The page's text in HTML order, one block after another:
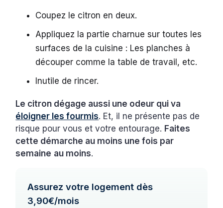
Coupez le citron en deux.
Appliquez la partie charnue sur toutes les
surfaces de la cuisine : Les planches à
découper comme la table de travail, etc.
Inutile de rincer.
Le citron dégage aussi une odeur qui va
éloigner les fourmis. Et, il ne présente pas de
risque pour vous et votre entourage. Faites
cette démarche au moins une fois par
semaine au moins.
Assurez votre logement dès
3,90€/mois